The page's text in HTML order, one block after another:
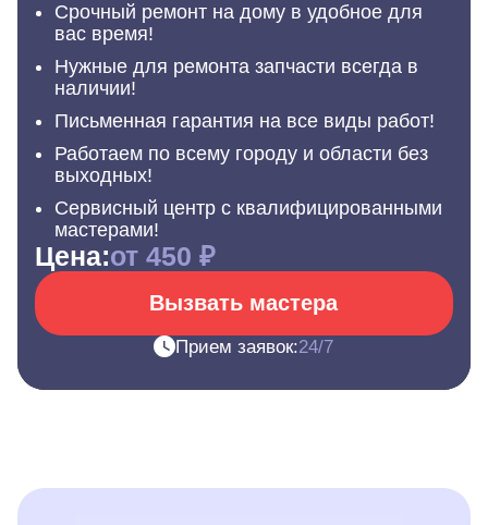
Срочный ремонт на дому в удобное для
вас время!
Нужные для ремонта запчасти всегда в
наличии!
Письменная гарантия на все виды работ!
Работаем по всему городу и области без
выходных!
Сервисный центр с квалифицированными
мастерами!
Цена:от 450 ₽
Вызвать мастера
Прием заявок:24/7